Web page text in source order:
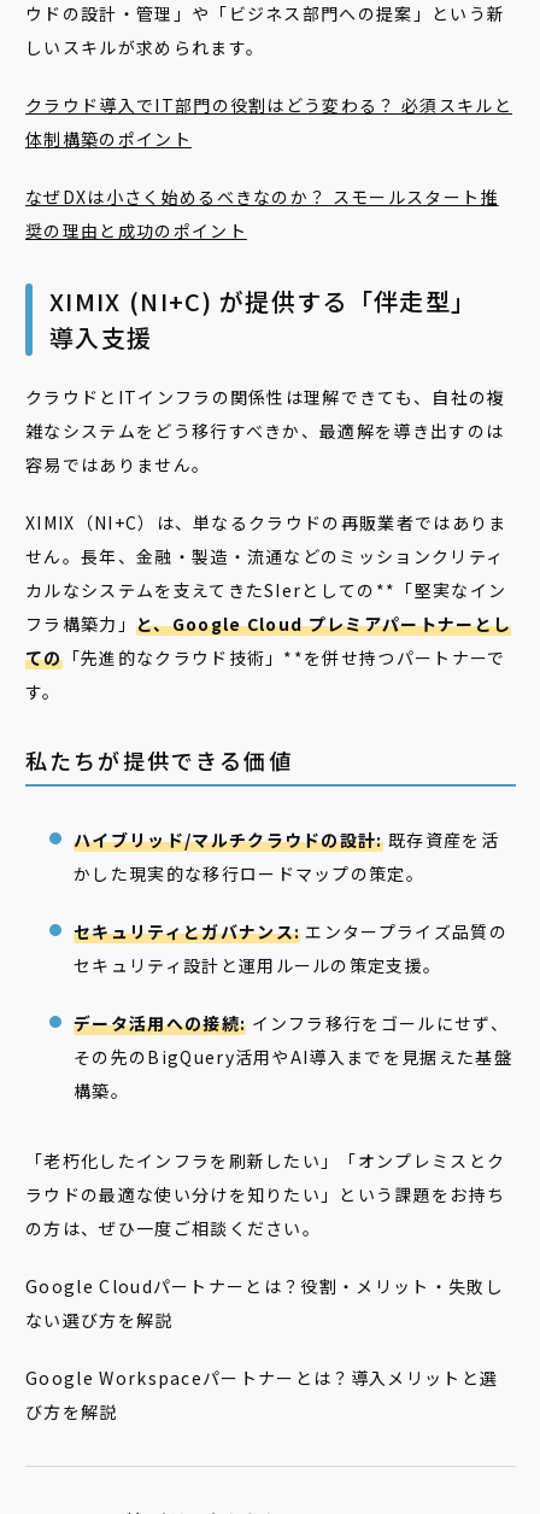
ウドの設計・管理」や「ビジネス部門への提案」という新
しいスキルが求められます。
クラウド導入でIT部門の役割はどう変わる？ 必須スキルと
体制構築のポイント
なぜDXは小さく始めるべきなのか？ スモールスタート推
奨の理由と成功のポイント
XIMIX (NI+C) が提供する「伴走型」
導入支援
クラウドとITインフラの関係性は理解できても、自社の複
雑なシステムをどう移行すべきか、最適解を導き出すのは
容易ではありません。
XIMIX（NI+C）は、単なるクラウドの再販業者ではありま
せん。長年、金融・製造・流通などのミッションクリティ
カルなシステムを支えてきたSIerとしての**「堅実なイン
フラ構築力」 と、Google Cloud プレミアパートナーとし
ての「先進的なクラウド技術」**を併せ持つパートナーで
す。
私たちが提供できる価値
ハイブリッド/マルチクラウドの設計:既存資産を活
かした現実的な移行ロードマップの策定。
セキュリティとガバナンス: エンタープライズ品質の
セキュリティ設計と運用ルールの策定支援。
データ活用への接続: インフラ移行をゴールにせず、
その先のBigQuery活用やAI導入までを見据えた基盤
構築。
「老朽化したインフラを刷新したい」「オンプレミスとク
ラウドの最適な使い分けを知りたい」という課題をお持ち
の方は、ぜひ一度ご相談ください。
Google Cloudパートナーとは？役割・メリット・失敗し
ない選び方を解説
Google Workspaceパートナーとは？導入メリットと選
び方を解説